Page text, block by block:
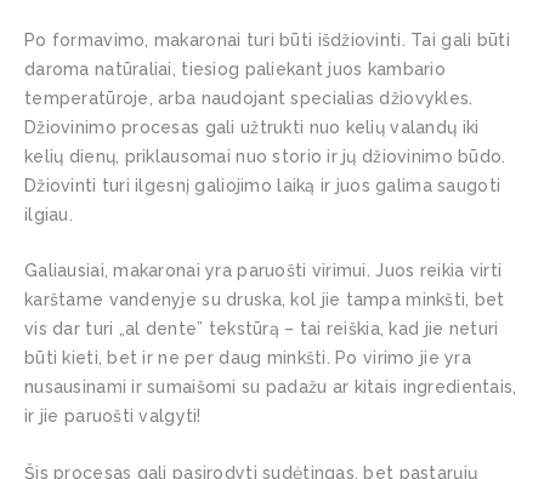
Po formavimo, makaronai turi būti išdžiovinti. Tai gali būti
daroma natūraliai, tiesiog paliekant juos kambario
temperatūroje, arba naudojant specialias džiovykles.
Džiovinimo procesas gali užtrukti nuo kelių valandų iki
kelių dienų, priklausomai nuo storio ir jų džiovinimo būdo.
Džiovinti turi ilgesnį galiojimo laiką ir juos galima saugoti
ilgiau.
Galiausiai, makaronai yra paruošti virimui. Juos reikia virti
karštame vandenyje su druska, kol jie tampa minkšti, bet
vis dar turi „al dente” tekstūrą – tai reiškia, kad jie neturi
būti kieti, bet ir ne per daug minkšti. Po virimo jie yra
nusausinami ir sumaišomi su padažu ar kitais ingredientais,
ir jie paruošti valgyti!
Šis procesas gali pasirodyti sudėtingas, bet pastarųjų